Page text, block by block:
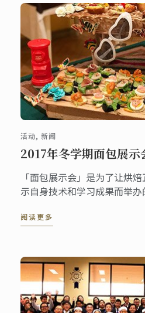
活动, 新闻
2017年冬学期面包展示
「面包展示会」是为了让烘
示自身技术和学习成果而举
让莅临现场的嘉宾能参观与品
阅读更多